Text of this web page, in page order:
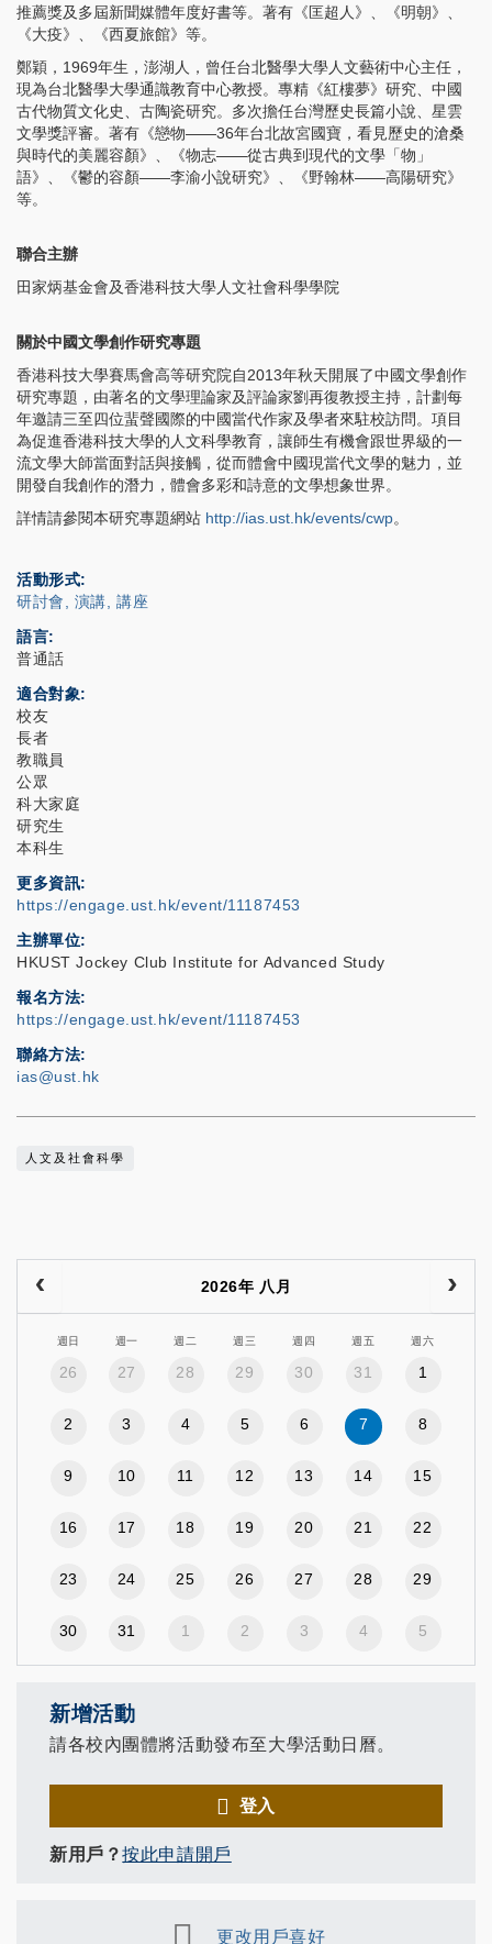
推薦獎及多屆新聞媒體年度好書等。著有《匡超人》、《明朝》、
《大疫》、《西夏旅館》等。
鄭穎，1969年生，澎湖人，曾任台北醫學大學人文藝術中心主任，
現為台北醫學大學通識教育中心教授。專精《紅樓夢》研究、中國
古代物質文化史、古陶瓷研究。多次擔任台灣歷史長篇小說、星雲
文學獎評審。著有《戀物——36年台北故宮國寶，看見歷史的滄桑
與時代的美麗容顏》、《物志——從古典到現代的文學「物」
語》、《鬱的容顏——李渝小說研究》、《野翰林——高陽研究》
等。
聯合主辦
田家炳基金會及香港科技大學人文社會科學學院
關於中國文學創作研究專題
香港科技大學賽馬會高等研究院自2013年秋天開展了中國文學創作
研究專題，由著名的文學理論家及評論家劉再復教授主持，計劃每
年邀請三至四位蜚聲國際的中國當代作家及學者來駐校訪問。項目
為促進香港科技大學的人文科學教育，讓師生有機會跟世界級的一
流文學大師當面對話與接觸，從而體會中國現當代文學的魅力，並
開發自我創作的潛力，體會多彩和詩意的文學想象世界。
詳情請參閱本研究專題網站 http://ias.ust.hk/events/cwp。
活動形式
研討會, 演講, 講座
語言
普通話
適合對象
校友
長者
教職員
公眾
科大家庭
研究生
本科生
更多資訊
https://engage.ust.hk/event/11187453
主辦單位
HKUST Jockey Club Institute for Advanced Study
報名方法
https://engage.ust.hk/event/11187453
聯絡方法
ias@ust.hk
人文及社會科學
2026年 八月
週日 週一 週二 週三 週四 週五 週六
26 27 28 29 30 31 1
2 3 4 5 6 7 8
9 10 11 12 13 14 15
16 17 18 19 20 21 22
23 24 25 26 27 28 29
30 31 1 2 3 4 5
新增活動
請各校內團體將活動發布至大學活動日曆。
登入
新用戶？按此申請開戶
更改用戶喜好